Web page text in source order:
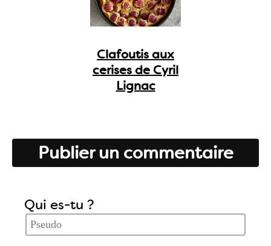
Clafoutis aux
cerises de Cyril
Lignac
Publier un commentaire
Qui es-tu ?